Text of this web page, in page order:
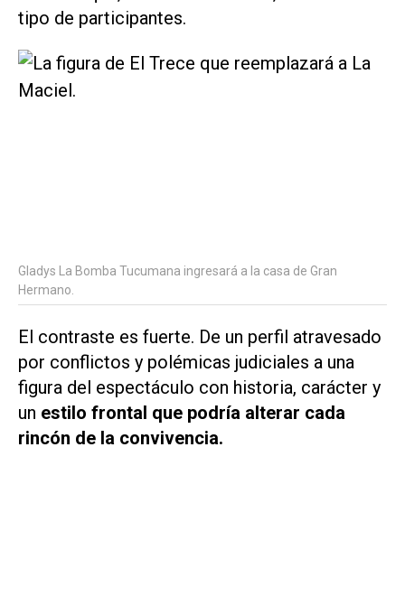
tipo de participantes.
Gladys La Bomba Tucumana ingresará a la casa de Gran
Hermano.
El contraste es fuerte. De un perfil atravesado
por conflictos y polémicas judiciales a una
figura del espectáculo con historia, carácter y
un estilo frontal que podría alterar cada
rincón de la convivencia.